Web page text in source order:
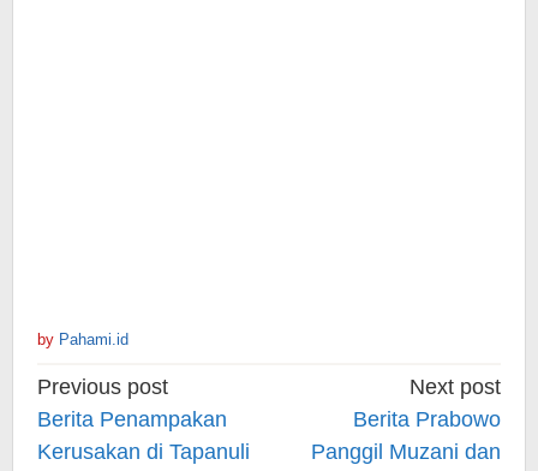
by Pahami.id
Post
navigation
Previous post
Berita Penampakan
Kerusakan di Tapanuli
Next post
Berita Prabowo
Panggil Muzani dan